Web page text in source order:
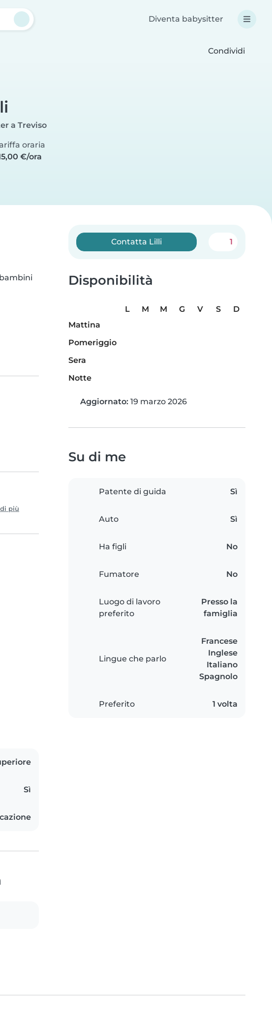
Diventa babysitter
Condividi
a Treviso
oraria
€/ora
più
Contatta Lilli 1
Disponibilità
L M M G V S
D
Mattina
Pomeriggio
Sera
Notte
Aggiornato: 19 marzo 2026
Su di me
Patente di guida Sì
Auto Sì
Ha figli No
Fumatore No
Luogo di lavoro
preferito
Presso la
famiglia
Lingue che parlo
Francese
Inglese
Italiano
Spagnolo
Preferito 1 volta
Sì